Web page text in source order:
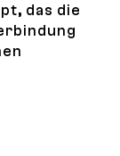
das die